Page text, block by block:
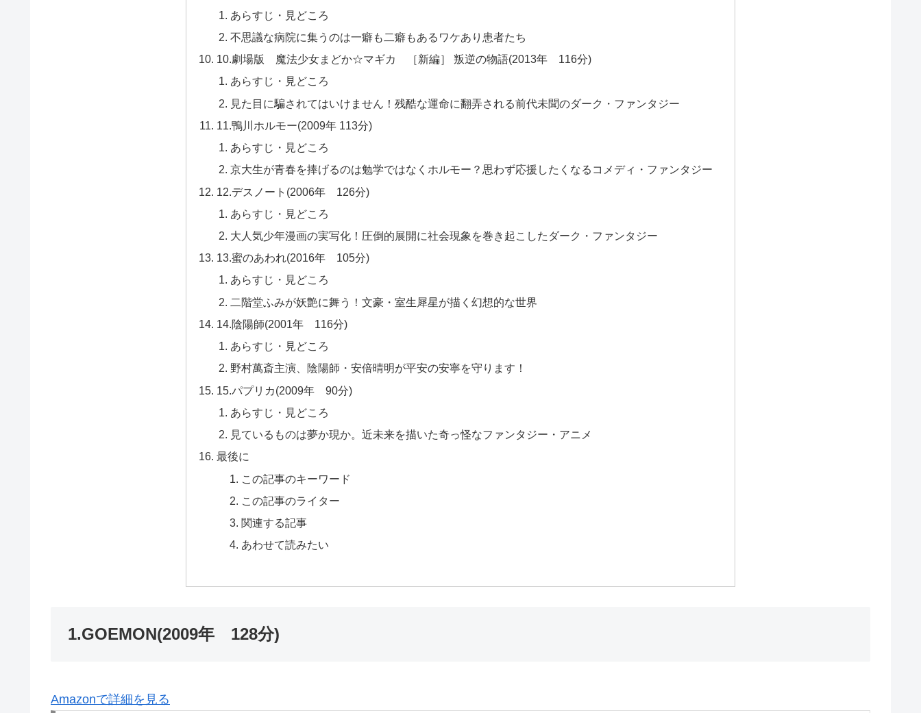
あらすじ・見どころ
不思議な病院に集うのは一癖も二癖もあるワケあり患者たち
10.劇場版 魔法少女まどか☆マギカ ［新編］ 叛逆の物語(2013年 116分)
あらすじ・見どころ
見た目に騙されてはいけません！残酷な運命に翻弄される前代未聞のダーク・ファンタジー
11.鴨川ホルモー(2009年 113分)
あらすじ・見どころ
京大生が青春を捧げるのは勉学ではなくホルモー？思わず応援したくなるコメディ・ファンタジー
12.デスノート(2006年 126分)
あらすじ・見どころ
大人気少年漫画の実写化！圧倒的展開に社会現象を巻き起こしたダーク・ファンタジー
13.蜜のあわれ(2016年 105分)
あらすじ・見どころ
二階堂ふみが妖艶に舞う！文豪・室生犀星が描く幻想的な世界
14.陰陽師(2001年 116分)
あらすじ・見どころ
野村萬斎主演、陰陽師・安倍晴明が平安の安寧を守ります！
15.パプリカ(2009年 90分)
あらすじ・見どころ
見ているものは夢か現か。近未来を描いた奇っ怪なファンタジー・アニメ
最後に
この記事のキーワード
この記事のライター
関連する記事
あわせて読みたい
1.GOEMON(2009年 128分)
Amazonで詳細を見る